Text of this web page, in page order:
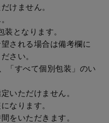
けません。
装となります。
される場合は備考欄に
さい。
「すべて個別包装」のい
いただけません。
なります。
をいただきます。